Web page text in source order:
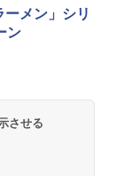
ブンレンジ 23
B シンプ
らし 二人暮ら
ーメン」シリ
ン
させる